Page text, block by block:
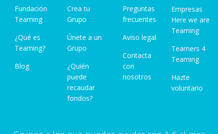
Fundación
Teaming
¿Qué es
Teaming?
Blog
Crea tu
Grupo
Únete a un
Grupo
¿Quién
puede
recaudar
fondos?
Preguntas
frecuentes
Aviso legal
Contacta
con
nosotros
Empresas
Here we are
Teaming
Teamers 4
Teaming
Hazte
voluntario